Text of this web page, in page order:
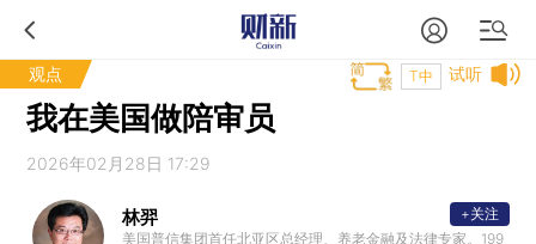
观点 试听
T中
我在美国做陪审员
2026年02月28日 17:29
林羿
美国普信集团首任北亚区总经理、养老金融及法律专家。199
+关注